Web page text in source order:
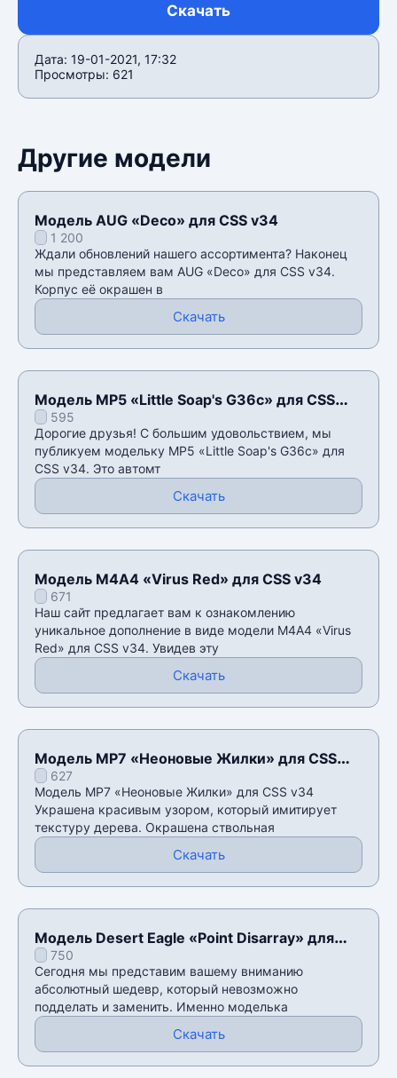
Скачать
Дата: 19-01-2021, 17:32
Просмотры: 621
Другие модели
Модель AUG «Deco» для CSS v34
1 200
Ждали обновлений нашего ассортимента? Наконец
мы представляем вам AUG «Deco» для CSS v34.
Корпус её окрашен в
Скачать
Модель MP5 «Little Soap's G36c» для CSS
v34595
Дорогие друзья! С большим удовольствием, мы
публикуем модельку MP5 «Little Soap's G36c» для
CSS v34. Это автомт
Скачать
Модель М4А4 «Virus Red» для CSS v34
671
Наш сайт предлагает вам к ознакомлению
уникальное дополнение в виде модели М4А4 «Virus
Red» для CSS v34. Увидев эту
Скачать
Модель MP7 «Неоновые Жилки» для CSS
v34627
Модель MP7 «Неоновые Жилки» для CSS v34
Украшена красивым узором, который имитирует
текстуру дерева. Окрашена ствольная
Скачать
Модель Desert Eagle «Point Disarray» для
CSS v34
750
Сегодня мы представим вашему вниманию
абсолютный шедевр, который невозможно
подделать и заменить. Именно моделька
Скачать